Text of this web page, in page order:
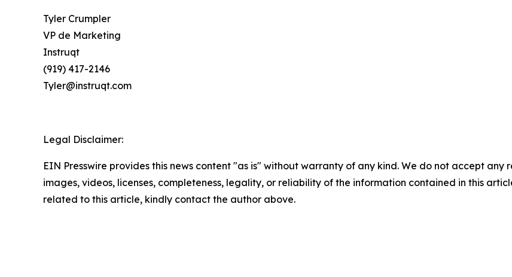
Tyler Crumpler
VP de Marketing
Instruqt
(919) 417-2146
Tyler@instruqt.com
Legal Disclaimer:
EIN Presswire provides this news content "as is" without warranty of any kind. We do not accept
images, videos, licenses, completeness, legality, or reliability of the information contained in this
related to this article, kindly contact the author above.